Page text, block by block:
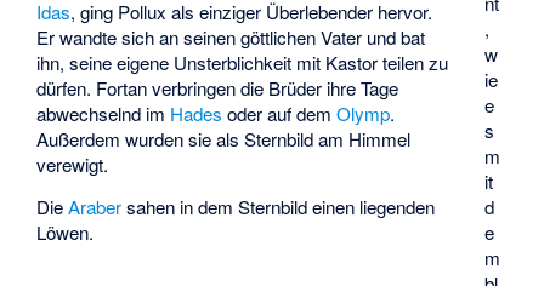
,
w
ie
e
s
m
it
d
e
m
Idas, ging Pollux als einziger Überlebender hervor.
Er wandte sich an seinen göttlichen Vater und bat
ihn, seine eigene Unsterblichkeit mit Kastor teilen zu
dürfen. Fortan verbringen die Brüder ihre Tage
abwechselnd im Hades oder auf demOlymp.
Außerdem wurden sie als Sternbild am Himmel
verewigt.
DieArabersahen in dem Sternbild einen liegenden
Löwen.